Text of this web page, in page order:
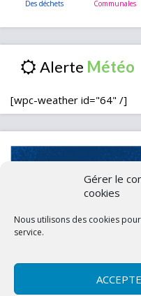
Gérer le
cookies
Nous utilisons des cookies
service.
Alerte
[wpc-weather id="64" /]